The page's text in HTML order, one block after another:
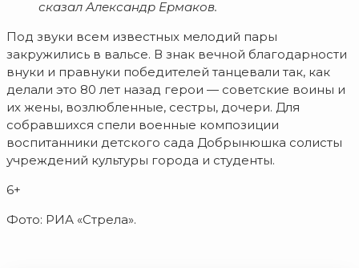
сказал Александр Ермаков.
Под звуки всем известных мелодий пары
закружились в вальсе. В знак вечной благодарности
внуки и правнуки победителей танцевали так, как
делали это 80 лет назад герои — советские воины и
их жены, возлюбленные, сестры, дочери. Для
собравшихся спели военные композиции
воспитанники детского сада Добрынюшка солисты
учреждений культуры города и студенты.
6+
Фото: РИА «Стрела».